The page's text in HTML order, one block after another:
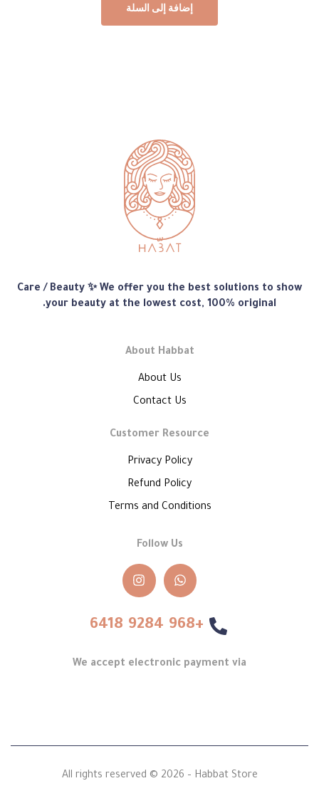
إضافة إلى السلة
متجر
هبّات
Care / Beauty ✨ We offer you the best solutions to show
your beauty at the lowest cost, 100% original.
About Habbat
About Us
Contact Us
Customer Resource
Privacy Policy
Refund Policy
Terms and Conditions
Follow Us
+968 9284 6418
We accept electronic payment via
All rights reserved © 2026 – Habbat Store